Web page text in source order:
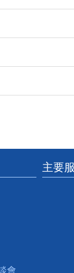
會
主要